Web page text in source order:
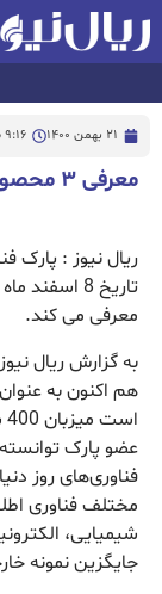
21 بهمن 1400 9:16 ب.ظ
معرفی ۳ محصول فناورانه مالی در رویداد نونمایی ۱۴۰۰
معرفی می کند.
هم اکنون به
عضو پارک
مختلف فناوری
شیمیایی،
جایگزین نمونه‌